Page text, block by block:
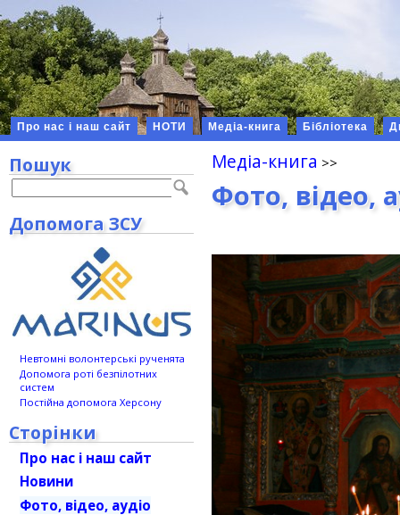
Про нас і наш сайт НОТИ Медіа-книга Бібліотека
Медіа-книга
Фото, відео,
Пошук
Допомога ЗСУ
Невтомні волонтерські рученята
Допомога роті безпілотних
систем
Постійна допомога Херсону
Сторінки
Про нас і наш сайт
Новини
Фото, відео, аудіо